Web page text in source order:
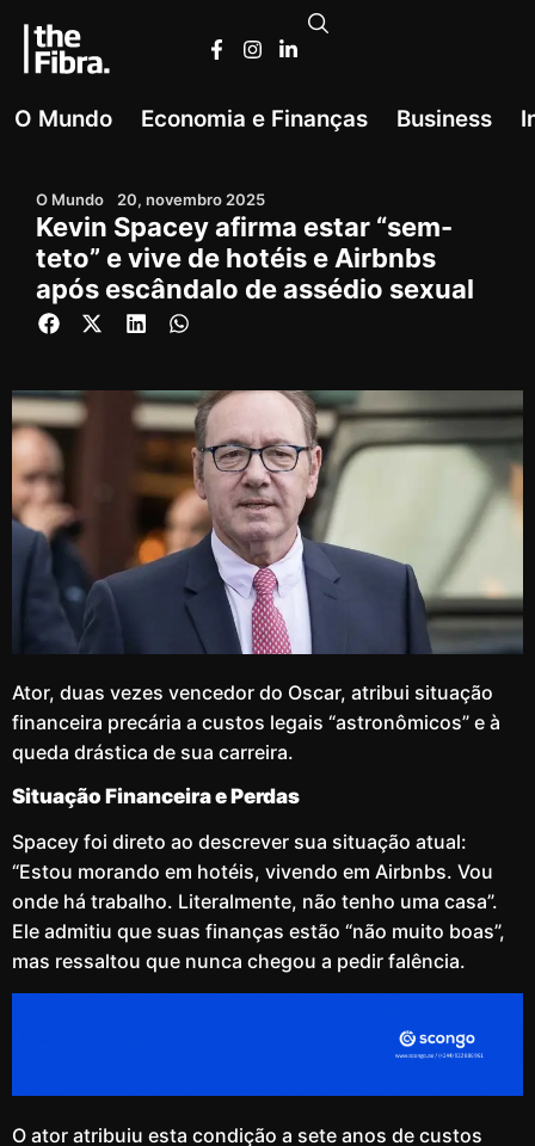
O Mundo Economia e Finanças Business
O Mundo 20, novembro 2025
Kevin Spacey afirma estar “sem-
teto” e vive de hotéis e Airbnbs
após escândalo de assédio sexual
Ator, duas vezes vencedor do Oscar, atribui situação
financeira precária a custos legais “astronômicos” e à
queda drástica de sua carreira.
Situação Financeira e Perdas
Spacey foi direto ao descrever sua situação atual:
“Estou morando em hotéis, vivendo em Airbnbs. Vou
onde há trabalho. Literalmente, não tenho uma casa”.
Ele admitiu que suas finanças estão “não muito boas”,
mas ressaltou que nunca chegou a pedir falência.
O ator atribuiu esta condição a sete anos de custos